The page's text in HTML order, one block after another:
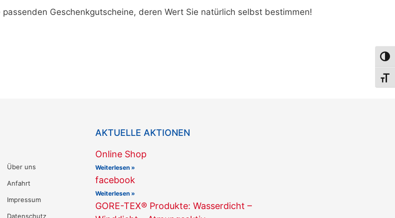
Geschenkgutscheine, deren Wert Sie natürlich selbst bestimmen!
Über uns
Anfahrt
Impressum
Datenschutz
AKTUELLE AKTIONEN
Online Shop
Weiterlesen »
facebook
Weiterlesen »
GORE-TEX® Produkte: Wasserdicht –